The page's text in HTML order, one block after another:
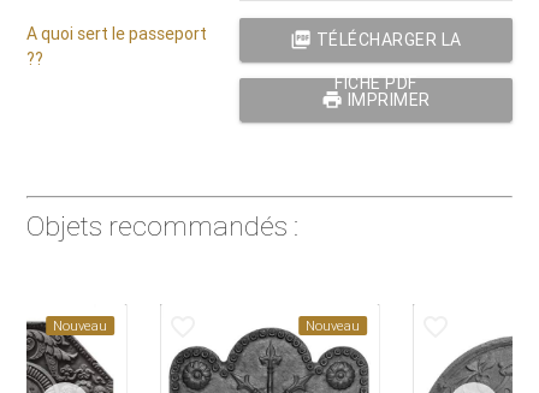
A quoi sert le passeport
??
picture_as_pdf TÉLÉCHARGER LA
FICHE PDF
print IMPRIMER
Objets recommandés :
Nouveau Nouveau